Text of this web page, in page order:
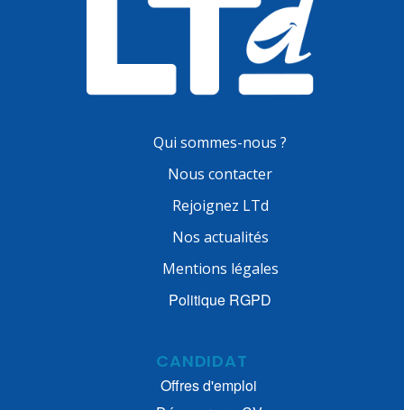
Qui sommes-nous ?
Nous contacter
Rejoignez LTd
Nos actualités
Mentions légales
Politique RGPD
CANDIDAT
Offres d'emploi